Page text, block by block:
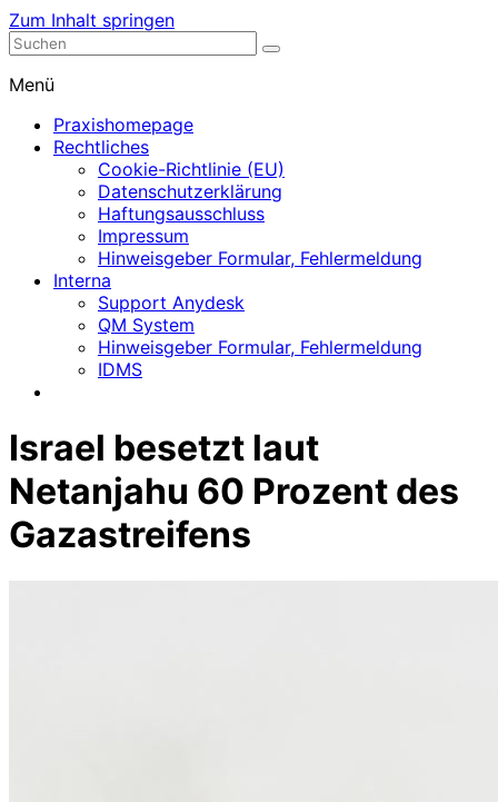
Zum Inhalt springen
Nephrologische Praxis mit Dialyse
Menü
Praxishomepage
Rechtliches
Cookie-Richtlinie (EU)
Datenschutzerklärung
Haftungsausschluss
Impressum
Hinweisgeber Formular, Fehlermeldung
Interna
Support Anydesk
QM System
Hinweisgeber Formular, Fehlermeldung
IDMS
Israel besetzt laut
Netanjahu 60 Prozent des
Gazastreifens